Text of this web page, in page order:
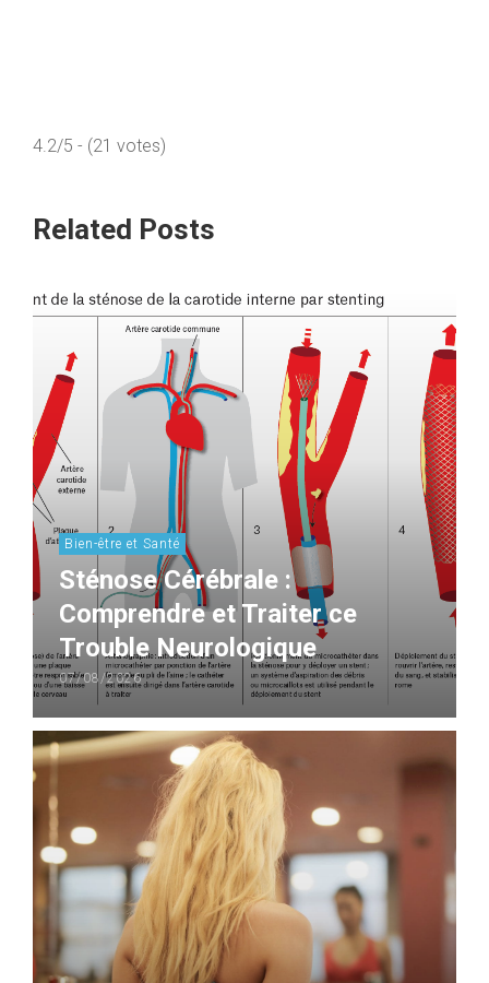
4.2/5 - (21 votes)
Related Posts
Bien-être et Santé
Sténose Cérébrale :
Comprendre et Traiter ce
Trouble Neurologique
07/08/2026